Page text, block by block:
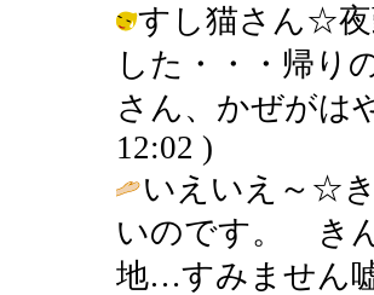
すし猫さん☆夜
した・・・帰り
さん、かぜがは
12:02 )
いえいえ～☆
いのです。 き
地…すみません